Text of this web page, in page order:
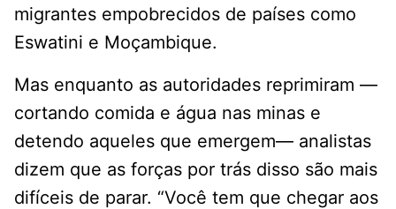
migrantes empobrecidos de países como
Eswatini e Moçambique.
Mas enquanto as autoridades reprimiram —
cortando comida e água nas minas e
detendo aqueles que emergem— analistas
dizem que as forças por trás disso são mais
difíceis de parar. “Você tem que chegar aos